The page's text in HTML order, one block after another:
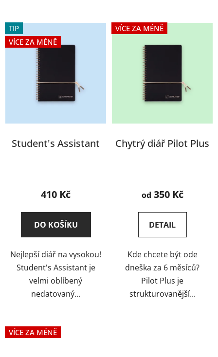
TIP
VÍCE ZA MÉNĚ
Student's Assistant
hodnocení
je
5,0
5
hvězdiček.
410 Kč
DO KOŠÍKU
Nejlepší diář na vysokou!
Student's Assistant je
velmi oblíbený
nedatovaný...
VÍCE ZA MÉNĚ
Chytrý diář Pilot Plus
hodnocení
je
5,0
5
hvězdiček.
od 350 Kč
DETAIL
Kde chcete být ode
dneška za 6 měsíců?
Pilot Plus je
strukturovanější...
VÍCE ZA MÉNĚ